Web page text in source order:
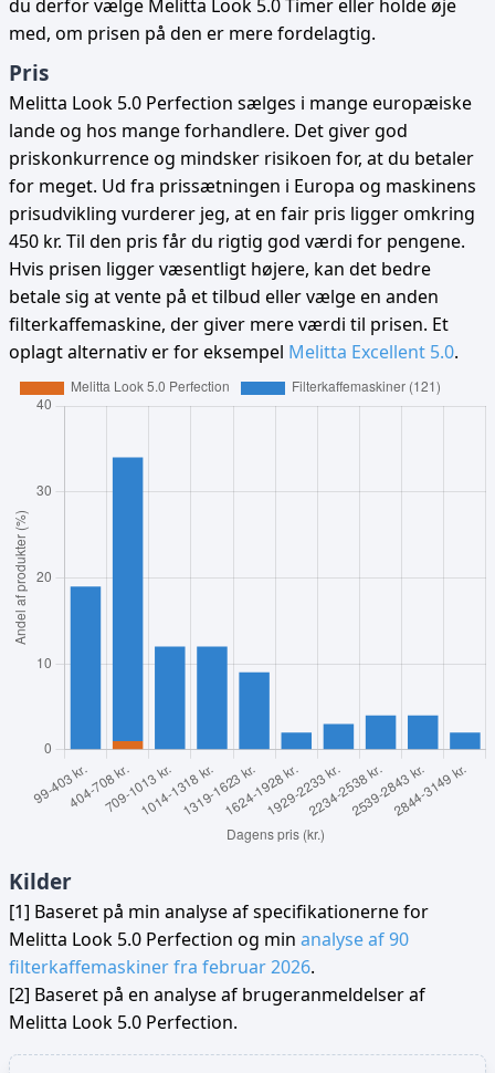
du derfor vælge Melitta Look 5.0 Timer eller holde øje
med, om prisen på den er mere fordelagtig.
Pris
Melitta Look 5.0 Perfection sælges i mange europæiske
lande og hos mange forhandlere. Det giver god
priskonkurrence og mindsker risikoen for, at du betaler
for meget. Ud fra prissætningen i Europa og maskinens
prisudvikling vurderer jeg, at en fair pris ligger omkring
450 kr. Til den pris får du rigtig god værdi for pengene.
Hvis prisen ligger væsentligt højere, kan det bedre
betale sig at vente på et tilbud eller vælge en anden
filterkaffemaskine, der giver mere værdi til prisen. Et
oplagt alternativ er for eksempel Melitta Excellent 5.0.
Kilder
[1] Baseret på min analyse af specifikationerne for
Melitta Look 5.0 Perfection og min analyse af 90
filterkaffemaskiner fra februar 2026.
[2] Baseret på en analyse af brugeranmeldelser af
Melitta Look 5.0 Perfection.